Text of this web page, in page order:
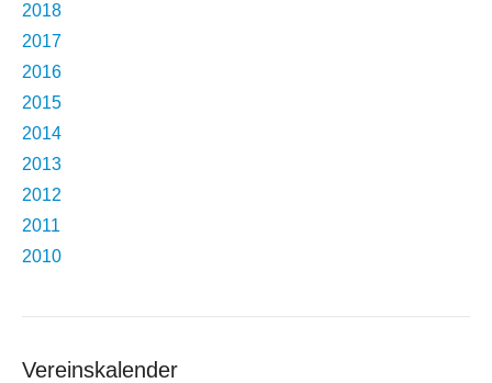
2018
2017
2016
2015
2014
2013
2012
2011
2010
Vereinskalender